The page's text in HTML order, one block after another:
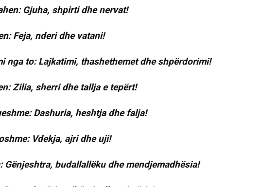
Gjuha, shpirti dhe nervat!
Feja, nderi dhe vatani!
nga to: Lajkatimi, thashethemet dhe shpërdorimi!
Zilia, sherri dhe tallja e tepërt!
Dashuria, heshtja dhe falja!
Vdekja, ajri dhe uji!
Gënjeshtra, budallallëku dhe mendjemadhësia!